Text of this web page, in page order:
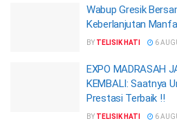
Wabup Gresik
Keberlanjutan
BY TELISIK HATI 6
EXPO MADRASAH
KEMBALI: Saatnya
Prestasi Terbaik !!
BY TELISIK HATI 6